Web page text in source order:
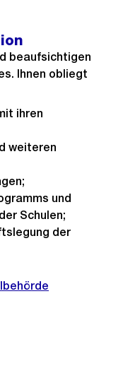
beaufsichtigen
Ihnen obliegt
ihren
weiteren
und
Schulen;
der